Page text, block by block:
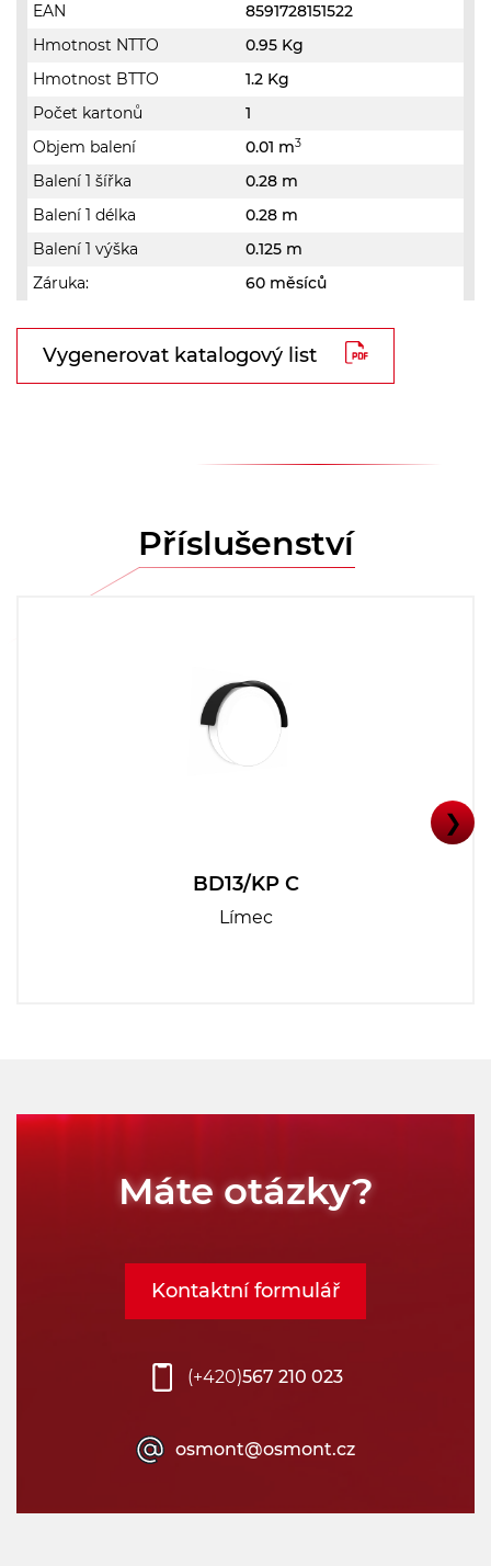
EAN
8591728151522
Hmotnost NTTO
0.95 Kg
Hmotnost BTTO
1.2 Kg
Počet kartonů
1
Objem balení
0.01 m3
Balení 1 šířka
0.28 m
Balení 1 délka
0.28 m
Balení 1 výška
0.125 m
Záruka:
60 měsíců
Vygenerovat katalogový list
Příslušenství
BD13/KP C
Límec
❯
Máte otázky?
(+420)567 210 023
osmont@osmont.cz
Kontaktní formulář